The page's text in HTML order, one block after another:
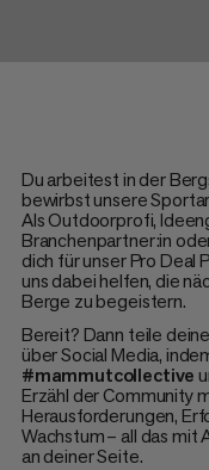
Du arbeitest in der
bewirbst unsere
Als Outdoorprofi,
Branchenpartner:in
dich für unser Pro Deal
uns dabei helfen, die
Berge zu begeistern.
Bereit? Dann teile
über Social Media,
#mammutcollective
Erzähl der Community
Herausforderungen,
Wachstum – all das mit
an deiner Seite.